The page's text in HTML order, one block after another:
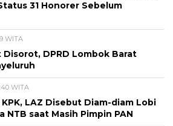
31 Honorer Sebelum
WITA
Disorot, DPRD Lombok Barat
WITA
LAZ Disebut Diam-diam Lobi
NTB saat Masih Pimpin PAN